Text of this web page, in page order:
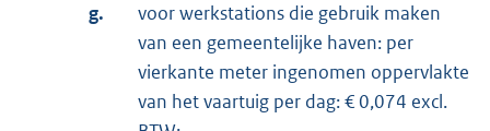
g.
voor werkstations die gebruik maken
van een gemeentelijke haven: per
vierkante meter ingenomen oppervlakte
van het vaartuig per dag: € 0,074 excl.